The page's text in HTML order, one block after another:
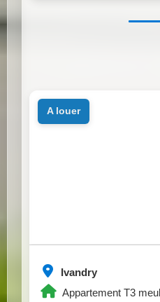
Ivandry
Appartement T3
a louer